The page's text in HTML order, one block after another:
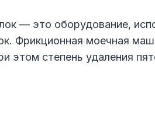
— это оборудование,
Фрикционная моечная
этом степень удаления